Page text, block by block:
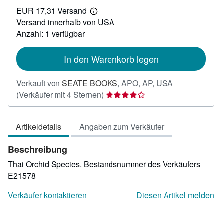
47,19
EUR 17,31 Versand
Weitere
Informationen
Versand innerhalb von USA
Anzahl: 1 verfügbar
In den Warenkorb legen
Verkauft von SEATE BOOKS, APO, AP, USA
(Verkäufer mit 4 Sternen) Verkäuferbewertung
4
5
Sternen
Artikeldetails Angaben zum Verkäufer
Beschreibung
Thai Orchid Species. Bestandsnummer des Verkäufers
E21578
Verkäufer kontaktieren
Diesen Artikel melden